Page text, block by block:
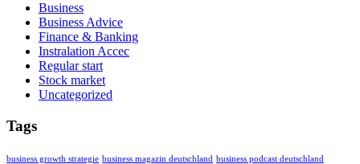
Business
Business Advice
Finance & Banking
Instralation Accec
Regular start
Stock market
Uncategorized
Tags
business growth strategie business magazin deutschland business podcast deutschland